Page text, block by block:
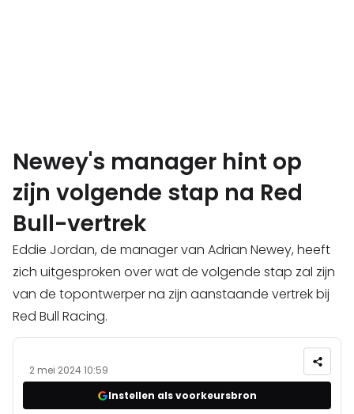
Newey's manager hint op
zijn volgende stap na Red
Bull-vertrek
Eddie Jordan, de manager van Adrian Newey, heeft
zich uitgesproken over wat de volgende stap zal zijn
van de topontwerper na zijn aanstaande vertrek bij
Red Bull Racing.
2 mei 2024 10:59
Instellen als voorkeursbron